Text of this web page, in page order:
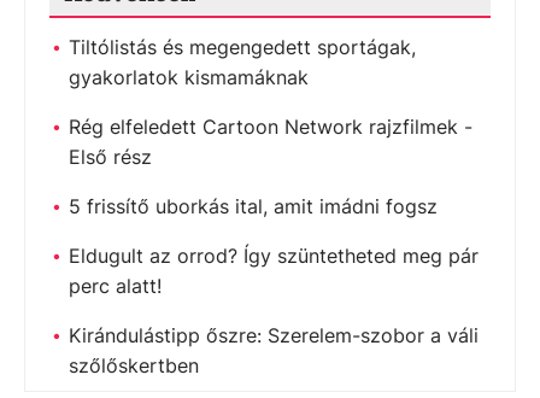
Tiltólistás és megengedett sportágak,
gyakorlatok kismamáknak
Rég elfeledett Cartoon Network rajzfilmek -
Első rész
5 frissítő uborkás ital, amit imádni fogsz
Eldugult az orrod? Így szüntetheted meg pár
perc alatt!
Kirándulástipp őszre: Szerelem-szobor a váli
szőlőskertben